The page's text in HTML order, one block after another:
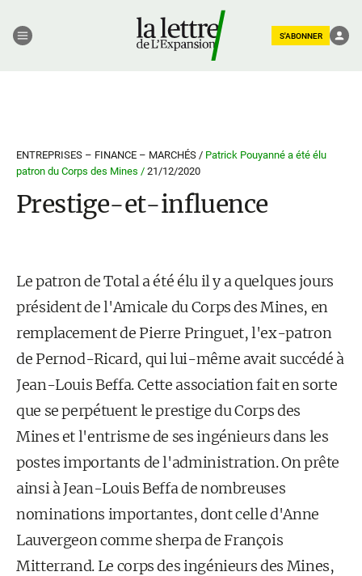
S'ABONNER
ENTREPRISES – FINANCE – MARCHÉS / Patrick Pouyanné a été élu
patron du Corps des Mines / 21/12/2020
Prestige-et-influence
Le patron de Total a été élu il y a quelques jours
président de l'Ami­cale du Corps des Mines, en
remplacement de Pierre Pringuet, l'ex-patron
de Pernod-Ricard, qui lui-même avait succédé à
Jean-Louis Beffa. Cette association fait en sorte
que se perpétuent le prestige du Corps des
Mines et l'entrisme de ses ingénieurs dans les
postes impor­tants de l'administration. On prête
ainsi à Jean-Louis Beffa de nom­breuses
nominations importantes, dont celle d'Anne
Lauvergeon comme sherpa de François
Mitterrand. Le corps des ingénieurs des Mines,